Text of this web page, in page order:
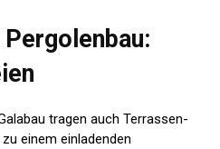
tragen auch Terrassen-
einem einladenden